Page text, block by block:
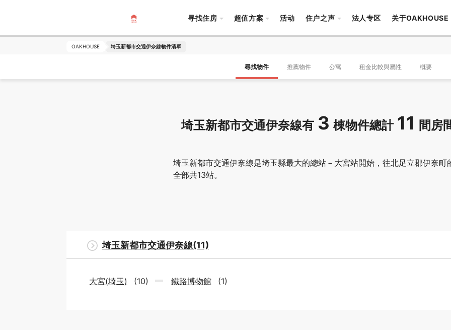
寻找住房 超值方案 活动 住户之声 法人专区 关于OAKHOUSE
OAKHOUSE 埼玉新都市交通伊奈線物件清單
尋找物件 推薦物件 公寓 租金比較與屬性 概要
埼玉新都市交通伊奈線有 3 棟物件總計 11 間房
埼玉新都市交通伊奈線是埼玉縣最大的總站－大宮站開始，往北足立郡伊奈町
全部共13站。
埼玉新都市交通伊奈線(11)
大宮(埼玉) (10) 鐵路博物館 (1)